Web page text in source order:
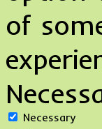
of
Necessary